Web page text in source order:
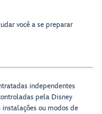
você a se preparar
independentes
pela Disney
ou modos de